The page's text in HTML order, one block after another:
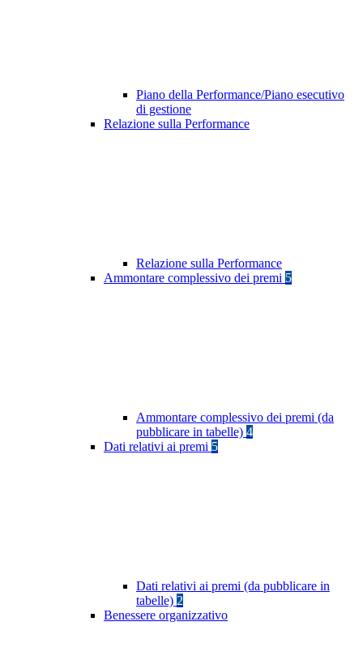
Piano della Performance/Piano esecutivo
di gestione
Relazione sulla Performance
Relazione sulla Performance
Ammontare complessivo dei premi 5
Ammontare complessivo dei premi (da
pubblicare in tabelle) 4
Dati relativi ai premi 5
Dati relativi ai premi (da pubblicare in
tabelle) 2
Benessere organizzativo